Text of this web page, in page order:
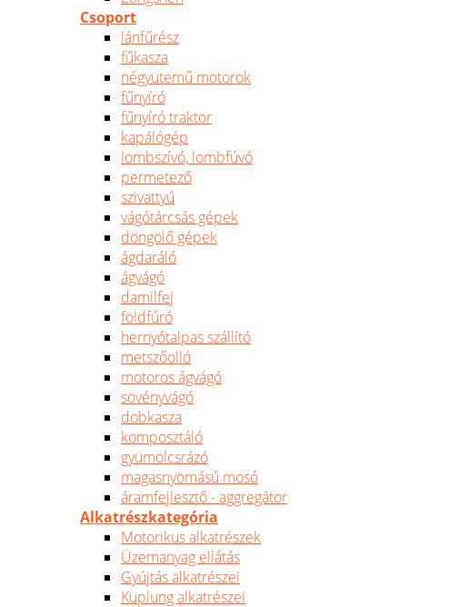
Csoport
lánfűrész
fűkasza
négyütemű motorok
fűnyíró
fűnyíró traktor
kapálógép
lombszívó, lombfúvó
permetező
szivattyú
vágótárcsás gépek
döngölő gépek
ágdaráló
ágvágó
damilfej
földfúró
hernyótalpas szállító
metszőolló
motoros ágvágó
sövényvágó
dobkasza
komposztáló
gyümölcsrázó
magasnyomású mosó
áramfejlesztő - aggregátor
Alkatrészkategória
Motorikus alkatrészek
Üzemanyag ellátás
Gyújtás alkatrészei
Kuplung alkatrészei